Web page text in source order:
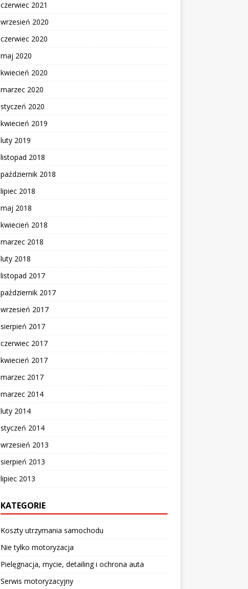
czerwiec 2021
wrzesień 2020
czerwiec 2020
maj 2020
kwiecień 2020
marzec 2020
styczeń 2020
kwiecień 2019
luty 2019
listopad 2018
październik 2018
lipiec 2018
maj 2018
kwiecień 2018
marzec 2018
luty 2018
listopad 2017
październik 2017
wrzesień 2017
sierpień 2017
czerwiec 2017
kwiecień 2017
marzec 2017
marzec 2014
luty 2014
styczeń 2014
wrzesień 2013
sierpień 2013
lipiec 2013
KATEGORIE
Koszty utrzymania samochodu
Nie tylko motoryzacja
Pielęgnacja, mycie, detailing i ochrona auta
Serwis motoryzacyjny